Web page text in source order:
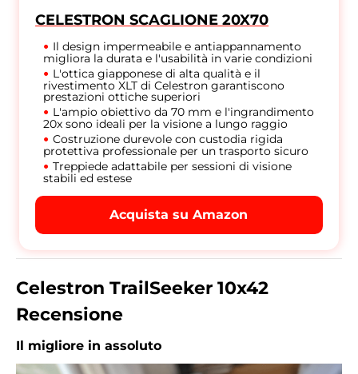
CELESTRON SCAGLIONE 20X70
Il design impermeabile e antiappannamento
migliora la durata e l'usabilità in varie condizioni
L'ottica giapponese di alta qualità e il
rivestimento XLT di Celestron garantiscono
prestazioni ottiche superiori
L'ampio obiettivo da 70 mm e l'ingrandimento
20x sono ideali per la visione a lungo raggio
Costruzione durevole con custodia rigida
protettiva professionale per un trasporto sicuro
Treppiede adattabile per sessioni di visione
stabili ed estese
Acquista su Amazon
Celestron TrailSeeker 10x42
Recensione
Il migliore in assoluto